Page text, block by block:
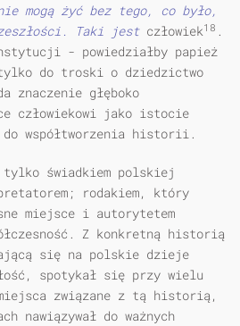
mogą żyć bez tego, co było,
Taki jest człowiek18 .
- powiedziałby papież
do troski o dziedzictwo
głęboko
człowiekowi jako istocie
do współtworzenia historii.
świadkiem polskiej
rodakiem, który
miejsce i autorytetem
Z konkretną historią
się na polskie dzieje
spotykał się przy wielu
związane z tą historią,
nawiązywał do ważnych